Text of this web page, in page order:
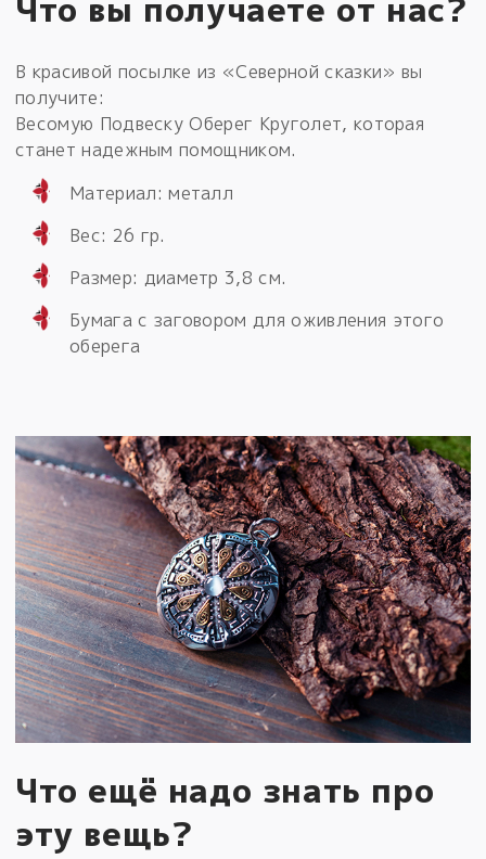
Что вы получаете от нас?
В красивой посылке из «Северной сказки» вы
получите:
Весомую Подвеску Оберег Круголет, которая
станет надежным помощником.
Материал: металл
Вес: 26 гр.
Размер: диаметр 3,8 см.
Бумага с заговором для оживления этого
оберега
Что ещё надо знать про
эту вещь?